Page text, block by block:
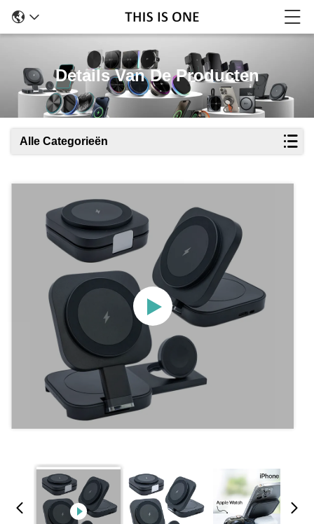
Details Van De Producten
Alle Categorieën